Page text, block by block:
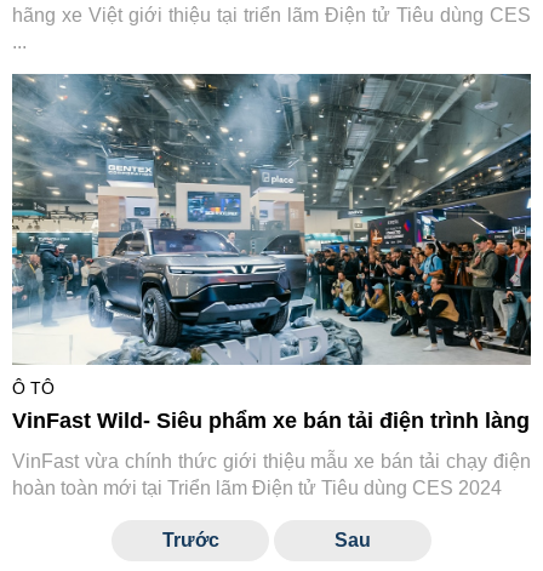
hãng xe Việt giới thiệu tại triển lãm Điện tử Tiêu dùng CES
...
Ô TÔ
VinFast Wild- Siêu phẩm xe bán tải điện trình làng
VinFast vừa chính thức giới thiệu mẫu xe bán tải chạy điện
hoàn toàn mới tại Triển lãm Điện tử Tiêu dùng CES 2024
Trước Sau